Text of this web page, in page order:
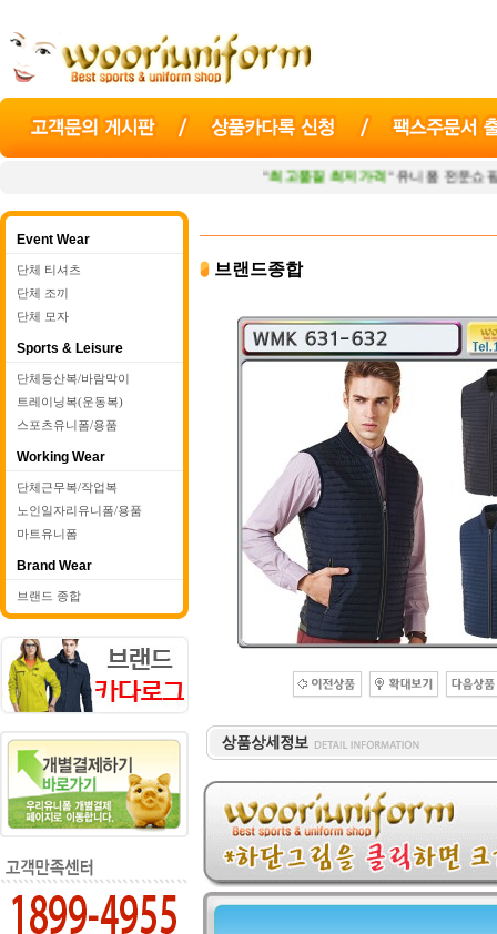
최고품질 최저가격" 유니폼 전문쇼핑몰우
Event Wear
단체 티셔츠
단체 조끼
단체 모자
Sports & Leisure
단체등산복/바람막이
트레이닝복(운동복)
스포츠유니폼/용품
Working Wear
단체근무복/작업복
노인일자리유니폼/용품
마트유니폼
Brand Wear
브랜드 종합
브랜드종합